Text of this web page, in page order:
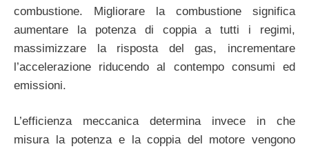
combustione. Migliorare la combustione significa
aumentare la potenza di coppia a tutti i regimi,
massimizzare la risposta del gas, incrementare
l’accelerazione riducendo al contempo consumi ed
emissioni.
L’efficienza meccanica determina invece in che
misura la potenza e la coppia del motore vengono